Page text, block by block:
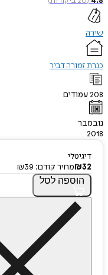
שירה
כנרת זמורה דביר
208עמודים
נובמבר
2018
דיגיטלי
₪32 מחיר קודם: ₪39
הוספה לסל